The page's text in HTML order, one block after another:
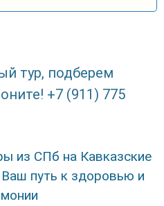
тур, подберем
+7 (911) 775
из СПб на Кавказские
путь к здоровью и